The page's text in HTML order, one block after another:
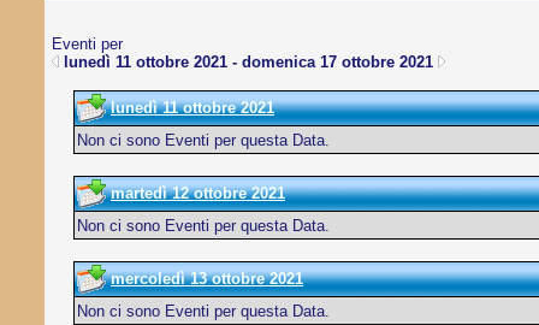
Eventi per
lunedì 11 ottobre 2021 - domenica 17 ottobre 2021
lunedì 11 ottobre 2021
Non ci sono Eventi per questa Data.
martedì 12 ottobre 2021
Non ci sono Eventi per questa Data.
mercoledì 13 ottobre 2021
Non ci sono Eventi per questa Data.